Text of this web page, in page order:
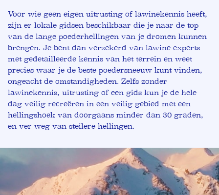
Voor wie geen eigen uitrusting of lawinekennis heeft,
zijn er lokale gidsen beschikbaar die je naar de top
van de lange poederhellingen van je dromen kunnen
brengen. Je bent dan verzekerd van lawine-experts
met gedetailleerde kennis van het terrein en weet
precies waar je de beste poedersneeuw kunt vinden,
ongeacht de omstandigheden. Zelfs zonder
lawinekennis, uitrusting of een gids kun je de hele
dag veilig recreëren in een veilig gebied met een
hellingshoek van doorgaans minder dan 30 graden,
en ver weg van steilere hellingen.